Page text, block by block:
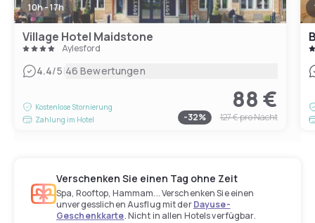
10h - 17h
Village Hotel Maidstone
Aylesford
4.4/5|46 Bewertungen
Kostenlose Stornierung
Zahlung im Hotel
88 €
-32% 127 €pro Nacht
Verschenken Sie einen Tag ohne Zeit
Spa, Rooftop, Hammam... Verschenken Sie einen
unvergesslichen Ausflug mit derDayuse-
Geschenkkarte. Nicht in allen Hotels verfügbar.